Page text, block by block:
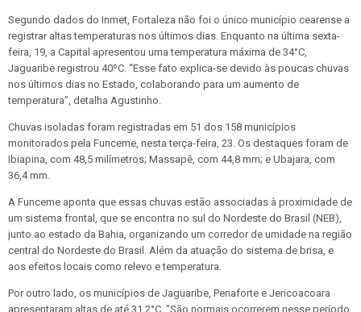
Segundo dados do Inmet, Fortaleza não foi o único município cearense a
registrar altas temperaturas nos últimos dias. Enquanto na última sexta-
feira, 19, a Capital apresentou uma temperatura máxima de 34°C,
Jaguaribe registrou 40ºC. “Esse fato explica-se devido às poucas chuvas
nos últimos dias no Estado, colaborando para um aumento de
temperatura”, detalha Agustinho.
Chuvas isoladas foram registradas em 51 dos 158 municípios
monitorados pela Funceme, nesta terça-feira, 23. Os destaques foram de
Ibiapina, com 48,5 milímetros; Massapê, com 44,8 mm; e Ubajara, com
36,4 mm.
A Funceme aponta que essas chuvas estão associadas à proximidade de
um sistema frontal, que se encontra no sul do Nordeste do Brasil (NEB),
junto ao estado da Bahia, organizando um corredor de umidade na região
central do Nordeste do Brasil. Além da atuação do sistema de brisa, e
aos efeitos locais como relevo e temperatura.
Por outro lado, os municípios de Jaguaribe, Penaforte e Jericoacoara
apresentaram altas de até 31,2°C. "São normais ocorrerem nesse período